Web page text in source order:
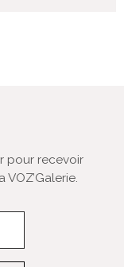
pour recevoir